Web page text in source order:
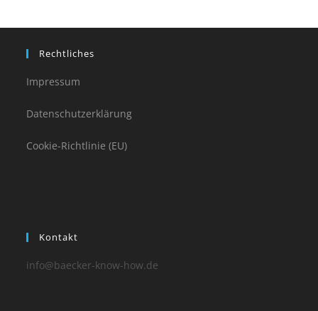
Rechtliches
Impressum
Datenschutzerklärung
Cookie-Richtlinie (EU)
Kontakt
info@baecker-know-how.de